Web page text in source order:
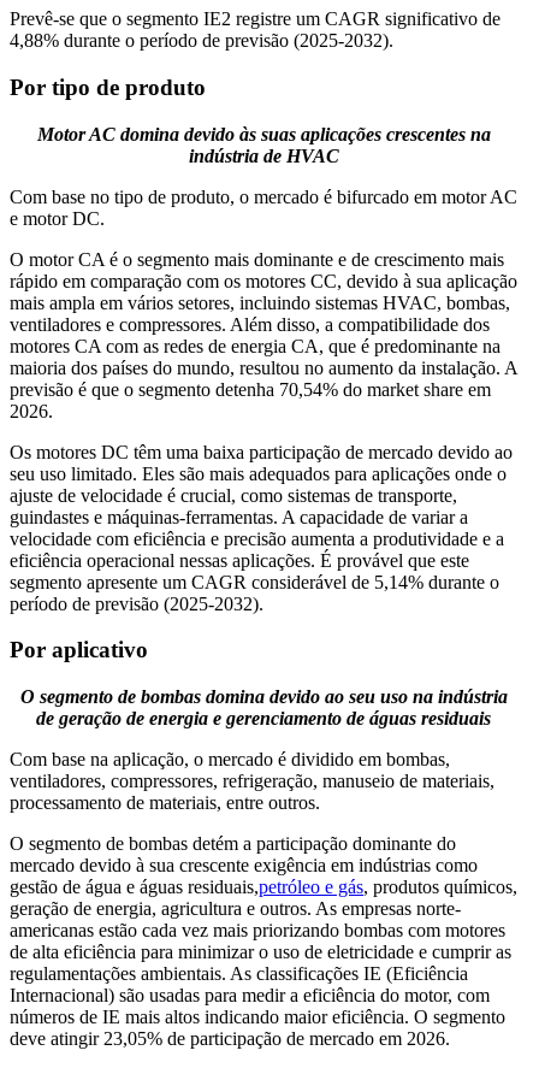
Prevê-se que o segmento IE2 registre um CAGR significativo de
4,88% durante o período de previsão (2025-2032).
Por tipo de produto
Motor AC domina devido às suas aplicações crescentes na
indústria de HVAC
Com base no tipo de produto, o mercado é bifurcado em motor AC
e motor DC.
O motor CA é o segmento mais dominante e de crescimento mais
rápido em comparação com os motores CC, devido à sua aplicação
mais ampla em vários setores, incluindo sistemas HVAC, bombas,
ventiladores e compressores. Além disso, a compatibilidade dos
motores CA com as redes de energia CA, que é predominante na
maioria dos países do mundo, resultou no aumento da instalação. A
previsão é que o segmento detenha 70,54% do market share em
2026.
Os motores DC têm uma baixa participação de mercado devido ao
seu uso limitado. Eles são mais adequados para aplicações onde o
ajuste de velocidade é crucial, como sistemas de transporte,
guindastes e máquinas-ferramentas. A capacidade de variar a
velocidade com eficiência e precisão aumenta a produtividade e a
eficiência operacional nessas aplicações. É provável que este
segmento apresente um CAGR considerável de 5,14% durante o
período de previsão (2025-2032).
Por aplicativo
O segmento de bombas domina devido ao seu uso na indústria
de geração de energia e gerenciamento de águas residuais
Com base na aplicação, o mercado é dividido em bombas,
ventiladores, compressores, refrigeração, manuseio de materiais,
processamento de materiais, entre outros.
O segmento de bombas detém a participação dominante do
mercado devido à sua crescente exigência em indústrias como
gestão de água e águas residuais,petróleo e gás, produtos químicos,
geração de energia, agricultura e outros. As empresas norte-
americanas estão cada vez mais priorizando bombas com motores
de alta eficiência para minimizar o uso de eletricidade e cumprir as
regulamentações ambientais. As classificações IE (Eficiência
Internacional) são usadas para medir a eficiência do motor, com
números de IE mais altos indicando maior eficiência. O segmento
deve atingir 23,05% de participação de mercado em 2026.